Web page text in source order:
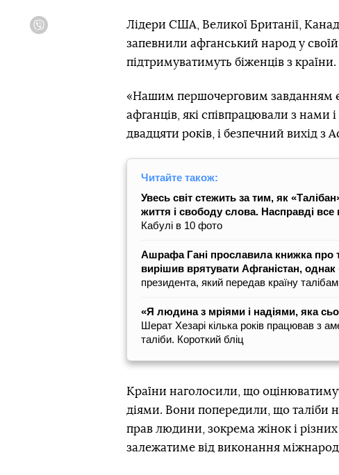
Лідери США, Великої Британії,
запевнили афганський народ у
підтримуватимуть біженців з країни.
«Нашим першочерговим завданням є
афганців, які співпрацювали з нами
двадцяти років, і безпечний вихід з
Читайте також:
Увесь світ стежить за тим, як
життя і свободу слова. Насправді все
Кабулі в 10 фото
Ашрафа Гані прославила книжка про
вирішив врятувати Афганістан,
президента, який передав країну талібам
«Я людина з мріями і надіями, яка
Шерат Хезарі кілька років працював з
таліби. Короткий бліц
Країни наголосили, що
діями. Вони попередили, що таліби
прав людини, зокрема жінок і
залежатиме від виконання